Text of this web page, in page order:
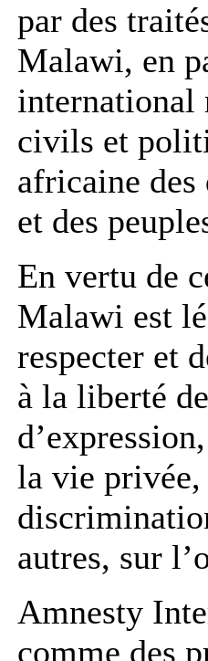
par des
Malawi, en
civils et
africaine des
et des
En vertu de
Malawi est
respecter et
à la liberté
la vie privée,
autres, sur
Amnesty
comme des